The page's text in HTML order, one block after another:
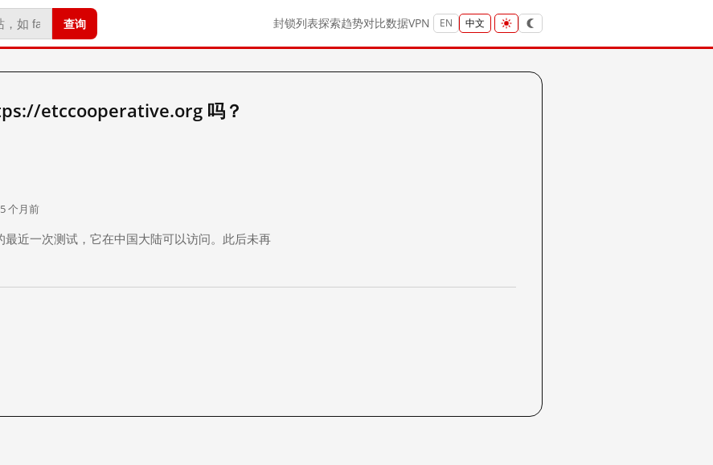
查询 封锁列表探索趋势对比数据VPN EN 中文
etccooperative.org 吗？
个月前
近一次测试，它在中国大陆可以访问。此后未再